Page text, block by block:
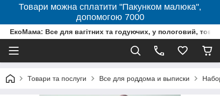
Товари можна сплатити "Пакунком малюка",
допомогою 7000
ЕкоМама: Все для вагітних та годуючих, у пологовий,
Товари та послуги Все для роддома и выписки